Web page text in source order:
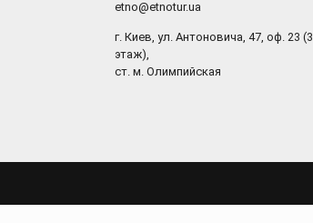
etno@etnotur.ua
г. Киев, ул. Антоновича, 47, оф. 23 (3
этаж),
ст. м. Олимпийская